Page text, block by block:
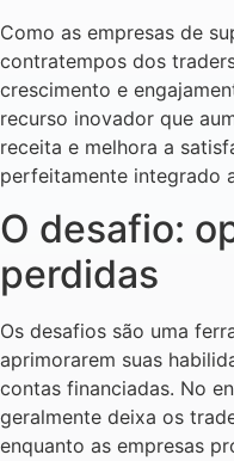
Como as empresas de
contratempos dos
crescimento e
recurso inovador que
receita e melhora a
perfeitamente integrado
O desafio:
perdidas
Os desafios são uma
aprimorarem suas
contas financiadas. No
geralmente deixa os
enquanto as empresas